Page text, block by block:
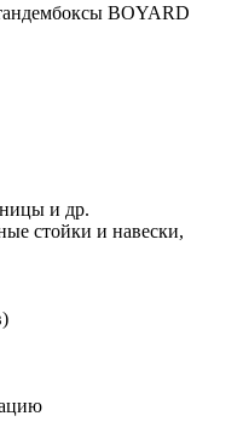
BOYARD
и др.
стойки и навески,